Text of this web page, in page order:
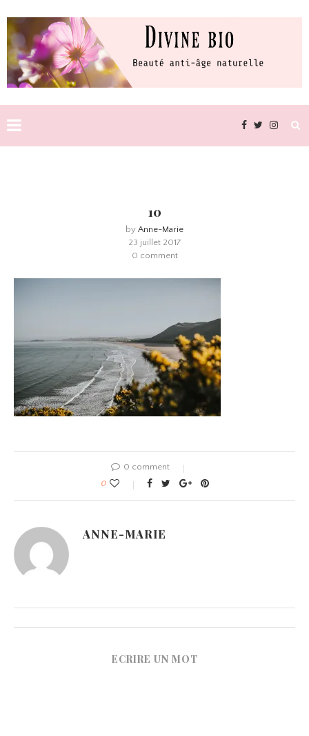
10
by Anne-Marie
23 juillet 2017
0 comment
0 comment
0
ANNE-MARIE
ECRIRE UN MOT